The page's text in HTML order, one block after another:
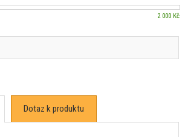
2 000 Kč
Dotaz k produktu